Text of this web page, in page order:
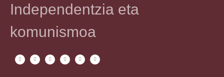
Independentzia eta
komunismoa